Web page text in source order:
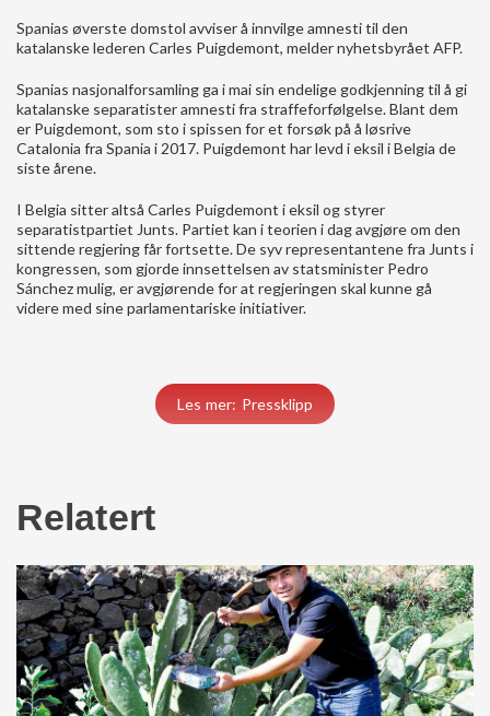
Spanias øverste domstol avviser å innvilge amnesti til den
katalanske lederen Carles Puigdemont, melder nyhetsbyrået AFP.
Spanias nasjonalforsamling ga i mai sin endelige godkjenning til å gi
katalanske separatister amnesti fra straffeforfølgelse. Blant dem
er Puigdemont, som sto i spissen for et forsøk på å løsrive
Catalonia fra Spania i 2017. Puigdemont har levd i eksil i Belgia de
siste årene.
I Belgia sitter altså Carles Puigdemont i eksil og styrer
separatistpartiet Junts. Partiet kan i teorien i dag avgjøre om den
sittende regjering får fortsette.De syv representantene fra Junts i
kongressen, som gjorde innsettelsen av statsminister Pedro
Sánchez mulig, er avgjørende for at regjeringen skal kunne gå
videre med sine parlamentariske initiativer.
Les mer: Pressklipp
Relatert